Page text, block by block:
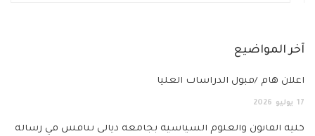
الدراسات العليا
والعلوم السياسية بجامعة ديالى تناقش في رسالة